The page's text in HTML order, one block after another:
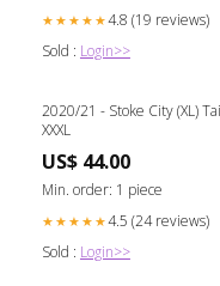
★★★★★4.8 (19 reviews)
Sold : Login>>
2020/21 - Stoke City (XL)
XXXL
US$ 44.00
Min. order: 1 piece
★★★★★4.5 (24 reviews)
Sold : Login>>